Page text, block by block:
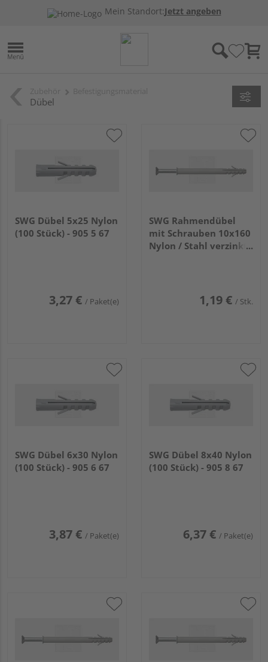
Mein Standort:Jetzt angeben
Dübel
SWG Dübel 5x25 Nylon
(100 Stück) - 905 5 67
3,27 € / Paket(e)
SWG Rahmendübel
mit Schrauben 10x160
Nylon / Stahl verzinkt
1,19 € / Stk.
SWG Dübel 6x30 Nylon
(100 Stück) - 905 6 67
3,87 € / Paket(e)
SWG Dübel 8x40 Nylon
(100 Stück) - 905 8 67
6,37 € / Paket(e)